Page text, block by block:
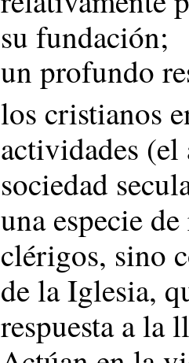
su fundación;
un profundo
los cristianos
actividades
sociedad
una especie
clérigos, sino
de la Iglesia,
respuesta a la